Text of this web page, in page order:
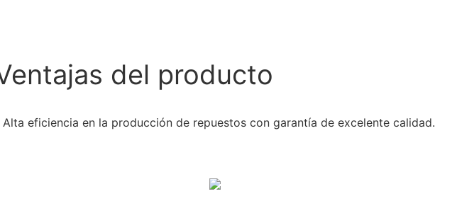
del producto
Alta eficiencia en la producción de repuestos con garantía de excelente calidad.